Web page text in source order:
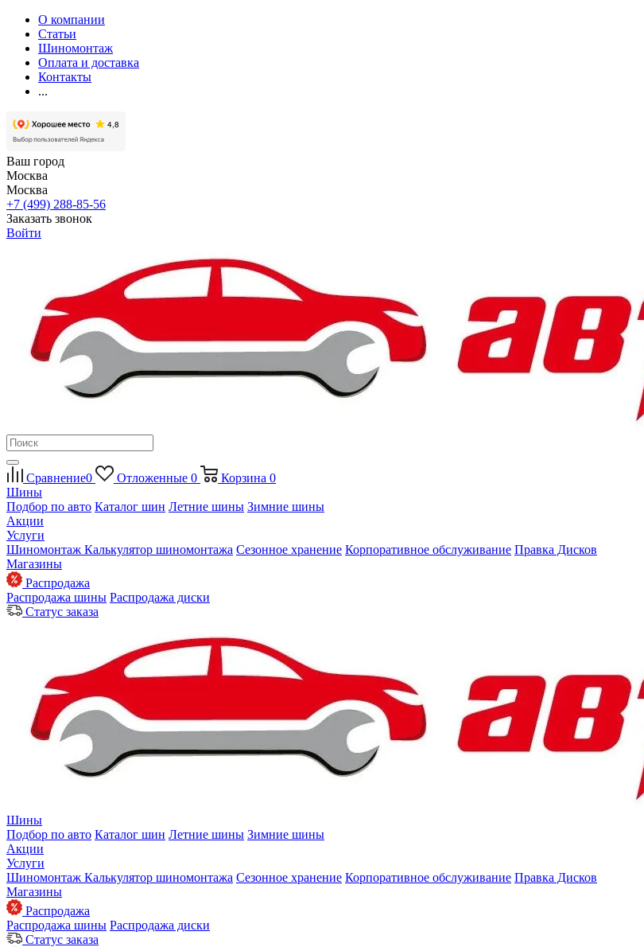
О компании
Статьи
Шиномонтаж
Оплата и доставка
Контакты
...
Ваш город
Москва
Москва
+7 (499) 288-85-56
Заказать звонок
Войти
Сравнение0 Отложенные 0 Корзина 0
Шины
Подбор по авто Каталог шин Летние шины Зимние шины
Акции
Услуги
Шиномонтаж Калькулятор шиномонтажа Сезонное хранение Корпоративное обслуживание Правка Дисков
Магазины
Распродажа
Распродажа шины Распродажа диски
Статус заказа
Шины
Подбор по авто Каталог шин Летние шины Зимние шины
Акции
Услуги
Шиномонтаж Калькулятор шиномонтажа Сезонное хранение Корпоративное обслуживание Правка Дисков
Магазины
Распродажа
Распродажа шины Распродажа диски
Статус заказа